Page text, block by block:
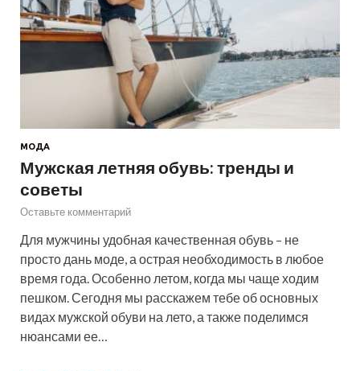
МОДА
Мужская летняя обувь: тренды и
советы
Оставьте комментарий
Для мужчины удобная качественная обувь – не
просто дань моде, а острая необходимость в любое
время года. Особенно летом, когда мы чаще ходим
пешком. Сегодня мы расскажем тебе об основных
видах мужской обуви на лето, а также поделимся
нюансами ее…